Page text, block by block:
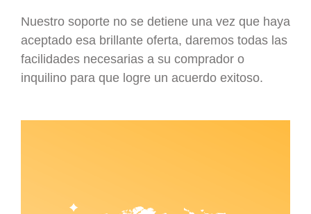
Nuestro soporte no se detiene una vez que haya
aceptado esa brillante oferta, daremos todas las
facilidades necesarias a su comprador o
inquilino para que logre un acuerdo exitoso.